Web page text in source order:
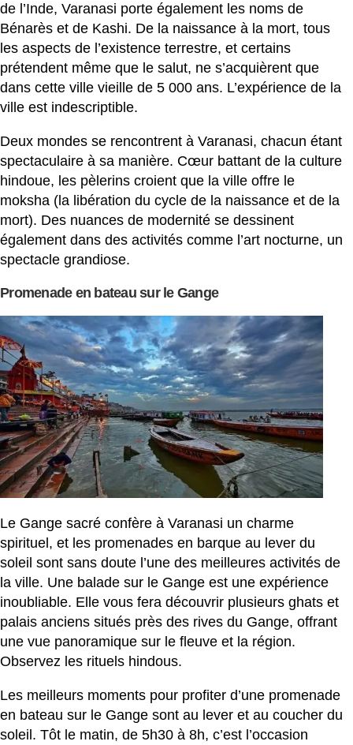
de l’Inde, Varanasi porte également les noms de
Bénarès et de Kashi. De la naissance à la mort, tous
les aspects de l’existence terrestre, et certains
prétendent même que le salut, ne s’acquièrent que
dans cette ville vieille de 5 000 ans. L’expérience de la
ville est indescriptible.
Deux mondes se rencontrent à Varanasi, chacun étant
spectaculaire à sa manière. Cœur battant de la culture
hindoue, les pèlerins croient que la ville offre le
moksha (la libération du cycle de la naissance et de la
mort). Des nuances de modernité se dessinent
également dans des activités comme l’art nocturne, un
spectacle grandiose.
Promenade en bateau sur le Gange
Le Gange sacré confère à Varanasi un charme
spirituel, et les promenades en barque au lever du
soleil sont sans doute l’une des meilleures activités de
la ville. Une balade sur le Gange est une expérience
inoubliable. Elle vous fera découvrir plusieurs ghats et
palais anciens situés près des rives du Gange, offrant
une vue panoramique sur le fleuve et la région.
Observez les rituels hindous.
Les meilleurs moments pour profiter d’une promenade
en bateau sur le Gange sont au lever et au coucher du
soleil. Tôt le matin, de 5h30 à 8h, c’est l’occasion